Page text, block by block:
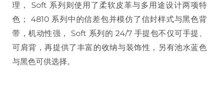
理， Soft 系列则使用了柔软皮革与多用途设计两项特
色； 4810 系列中的信差包并模仿了信封样式与黑色背
带，机动性强， Soft 系列的 24/7 手提包不仅可手提、
可肩背，再提供了丰富的收纳与装饰性，另有池水蓝色
与黑色可供选择。